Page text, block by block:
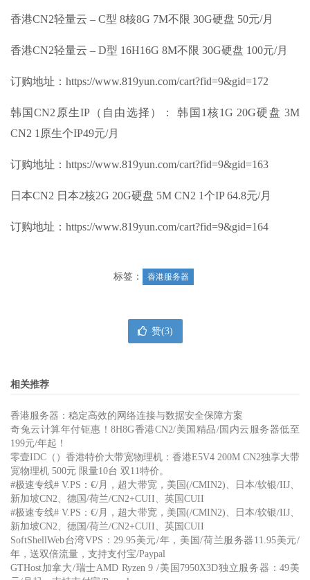
香港CN2轻量云 – C型 8核8G 7M不限 30G硬盘 50元/月
香港CN2轻量云 – D型 16H16G 8M不限 30G硬盘 100元/月
订购地址：https://www.819yun.com/cart?fid=9&gid=172
韩国CN2原生IP（自由选择）： 韩国1核1G 20G硬盘 3M
CN2 1原生个IP49元/月
订购地址：https://www.819yun.com/cart?fid=9&gid=163
日本CN2 日本2核2G 20G硬盘 5M CN2 1个IP 64.8元/月
订购地址：https://www.819yun.com/cart?fid=9&gid=164
标签： 香港服务器
赞(3)
相关推荐
香港服务器：稳定高效的网络连接与数据安全保障方案
奇兔云计算年付钜惠！8H8G香港CN2/美国精品/国内云服务器低至
199元/年起！
零壹IDC（）香港特价大带宽物理机：香港E5V4 200M CN2独享大带
宽物理机 500元 限量10台 双11特价。
#极速专线# V.PS：€/月，超大带宽，美国(/CMIN2)、日本/软银/IIJ、
新加坡CN2、德国/荷兰/CN2+CUII、英国CUII
#极速专线# V.PS：€/月，超大带宽，美国(/CMIN2)、日本/软银/IIJ、
新加坡CN2、德国/荷兰/CN2+CUII、英国CUII
SoftShellWeb台湾VPS：29.95美元/年，美国/荷兰服务器11.95美元/
年，送双倍流量，支持支付宝/Paypal
GTHost加拿大/瑞士AMD Ryzen 9 /美国7950X3D独立服务器：49美